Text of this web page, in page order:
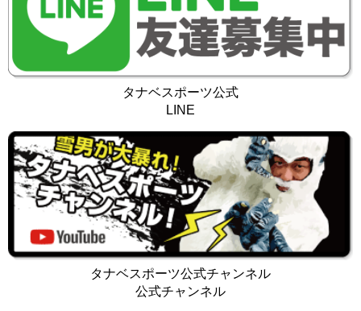
タナベスポーツ公式
LINE
タナベスポーツ公式チャンネル
公式チャンネル